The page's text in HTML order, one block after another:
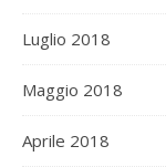
Luglio 2018
Maggio 2018
Aprile 2018